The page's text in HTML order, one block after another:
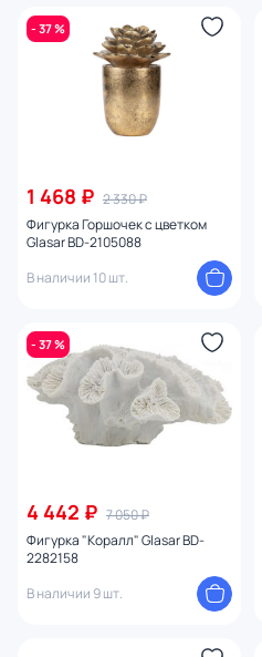
- 37 %
1 468 ₽ 2 330 ₽
Фигурка Горшочек с цветком
Glasar BD-2105088
В наличии 10 шт.
- 37 %
4 442 ₽ 7 050 ₽
Фигурка "Коралл" Glasar BD-
2282158
В наличии 9 шт.